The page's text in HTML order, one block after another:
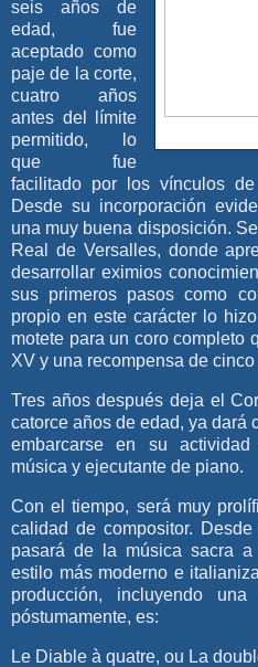
seis años de
edad, fue
aceptado como
paje de la corte,
cuatro años
antes del límite
permitido, lo
que fue
facilitado por los vínculos
Desde su incorporación
una muy buena disposición.
Real de Versalles, donde
desarrollar eximios
sus primeros pasos como
propio en este carácter lo
motete para un coro completo
XV y una recompensa de
Tres años después deja el
catorce años de edad, ya dará
embarcarse en su
música y ejecutante de piano.
Con el tiempo, será muy
calidad de compositor.
pasará de la música sacra
estilo más moderno e
producción, incluyendo
póstumamente, es:
Le Diable à quatre, ou La